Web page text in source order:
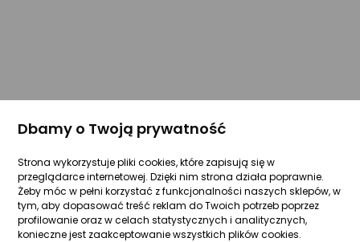
Dbamy o Twoją prywatność
Strona wykorzystuje pliki cookies, które zapisują się w
przeglądarce internetowej. Dzięki nim strona działa poprawnie.
Żeby móc w pełni korzystać z funkcjonalności naszych sklepów, w
tym, aby dopasować treść reklam do Twoich potrzeb poprzez
profilowanie oraz w celach statystycznych i analitycznych,
konieczne jest zaakceptowanie wszystkich plików cookies.